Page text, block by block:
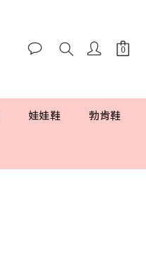
娃娃鞋 勃肯鞋